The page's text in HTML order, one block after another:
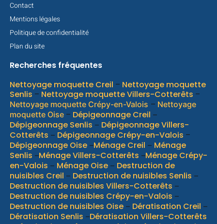
Contact
Mentions légales
Politique de confidentialité
Plan du site
Recherches fréquentes
Nettoyage moquette Creil – Nettoyage moquette
Senlis – Nettoyage moquette Villers-Cotterêts –
Nettoyage moquette Crépy-en-Valois – Nettoyage
moquette Oise – Dépigeonnage Creil –
Dépigeonnage Senlis – Dépigeonnage Villers-
Cotterêts – Dépigeonnage Crépy-en-Valois –
Dépigeonnage Oise –Ménage Creil – Ménage
Senlis –Ménage Villers-Cotterêts –Ménage Crépy-
en-Valois – Ménage Oise – Destruction de
nuisibles Creil – Destruction de nuisibles Senlis –
Destruction de nuisibles Villers-Cotterêts –
Destruction de nuisibles Crépy-en-Valois –
Destruction de nuisibles Oise – Dératisation Creil –
Dératisation Senlis –Dératisation Villers-Cotterêts